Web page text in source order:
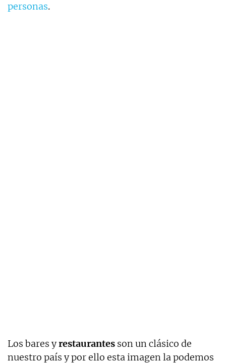
personas.
Los bares yrestaurantes son un clásico de
nuestro país y por ello esta imagen la podemos